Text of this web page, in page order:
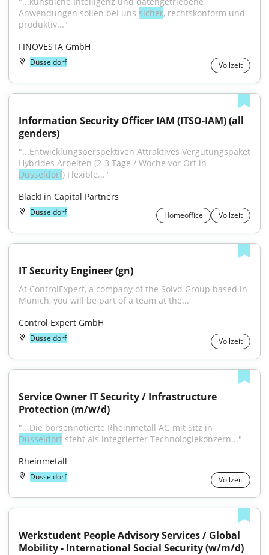
Anwendungen sollen bei uns sicher, rechtskonform und
produktiv..."
FINOVESTA GmbH
Düsseldorf Vollzeit
Information Security Officer IAM (ITSO-IAM) (all
genders)
"...Entwicklungsperspektiven Attraktives Vergütungspaket
Düsseldorf) Flexible..."
BlackFin Capital Partners
Düsseldorf Homeoffice Vollzeit
IT Security Engineer (gn)
At ControlExpert, a company of the Solvd Group based in
Munich, you will be part of a team at the...
Control Expert GmbH
Düsseldorf Vollzeit
Service Owner IT Security / Infrastructure
Protection (m/w/d)
Düsseldorf steht als integrierter Technologiekonzern..."
Rheinmetall
Düsseldorf Vollzeit
Werkstudent People Advisory Services / Global
Mobility - International Social Security (w/m/d)